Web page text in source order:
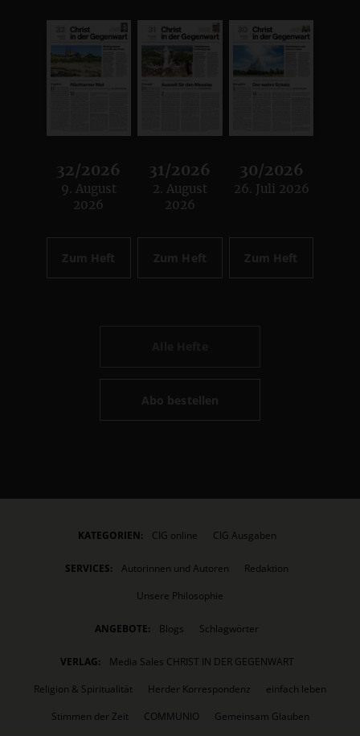
32/2026
:
9. August
2026
Zum Heft
31/2026
:
2. August
2026
Zum Heft
30/2026
:
26. Juli 2026
Zum Heft
Abo bestellen
KATEGORIEN: CIG online CIG Ausgaben
SERVICES: Autorinnen und Autoren
Redaktion
Unsere Philosophie
ANGEBOTE: Blogs Schlagwörter
VERLAG:
Media Sales CHRIST IN DER GEGENWART
Religion & Spiritualität
Herder Korrespondenz
einfach leben
Stimmen der Zeit
COMMUNIO
Gemeinsam Glauben